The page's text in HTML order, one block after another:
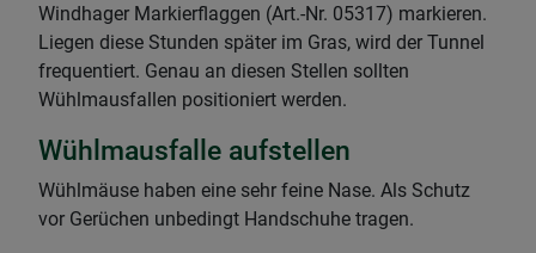
Windhager Markierflaggen (Art.-Nr. 05317) markieren.
Liegen diese Stunden später im Gras, wird der Tunnel
frequentiert. Genau an diesen Stellen sollten
Wühlmausfallen positioniert werden.
Wühlmausfalle aufstellen
Wühlmäuse haben eine sehr feine Nase. Als Schutz
vor Gerüchen unbedingt Handschuhe tragen.